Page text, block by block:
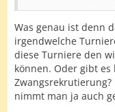
Was genau ist denn
irgendwelche
diese Turniere den
können. Oder gibt es
Zwangsrekrutierung?
nimmt man ja auch